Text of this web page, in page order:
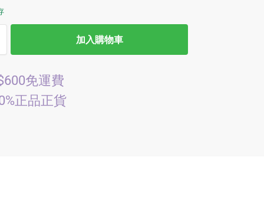
加入購物車
免運費
正品正貨